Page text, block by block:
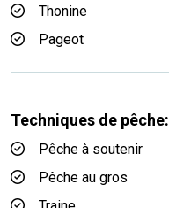
Thonine
Pageot
Techniques de pêche:
Pêche à soutenir
Pêche au gros